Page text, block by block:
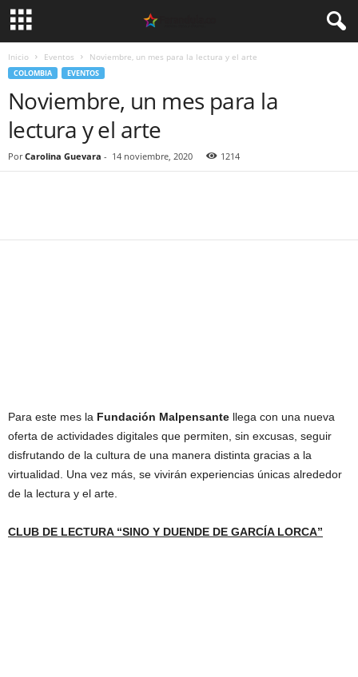
Inicio Eventos Noviembre, un mes para la lectura y el arte
COLOMBIA EVENTOS
Noviembre, un mes para la
lectura y el arte
Por Carolina Guevara - 14 noviembre, 2020 1214
Para este mes la Fundación Malpensante llega con una nueva
oferta de actividades digitales que permiten, sin excusas, seguir
disfrutando de la cultura de una manera distinta gracias a la
virtualidad. Una vez más, se vivirán experiencias únicas alrededor
de la lectura y el arte.
CLUB DE LECTURA “SINO Y DUENDE DE GARCÍA LORCA”